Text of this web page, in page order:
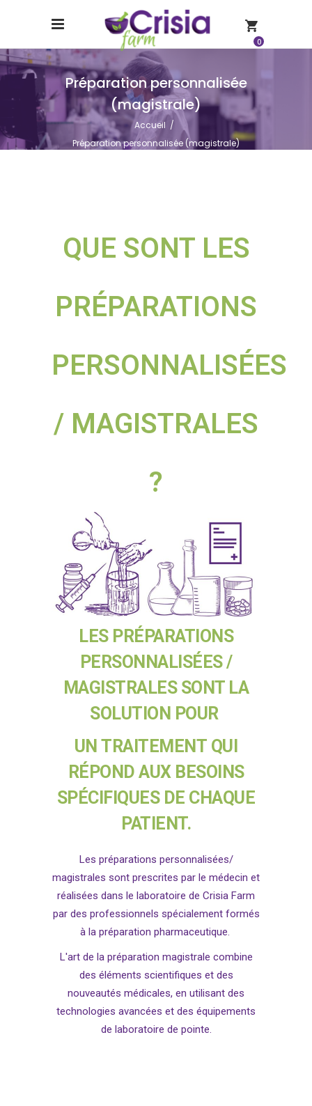
0
Préparation personnalisée
(magistrale)
Accueil /
Préparation personnalisée (magistrale)
QUE SONT LES
PRÉPARATIONS
PERSONNALISÉES
/ MAGISTRALES
?
LES PRÉPARATIONS
PERSONNALISÉES /
MAGISTRALES SONT LA
SOLUTION POUR
UNTRAITEMENT QUI
RÉPOND AUX BESOINS
SPÉCIFIQUES DE CHAQUE
PATIENT.
Les préparations personnalisées/
magistrales sont prescrites par le médecin et
réalisées dans le laboratoire de Crisia Farm
par des professionnels spécialement formés
à la préparation pharmaceutique.
L'art de la préparation magistrale combine
des éléments scientifiques et des
nouveautés médicales, en utilisant des
technologies avancées et des équipements
de laboratoire de pointe.